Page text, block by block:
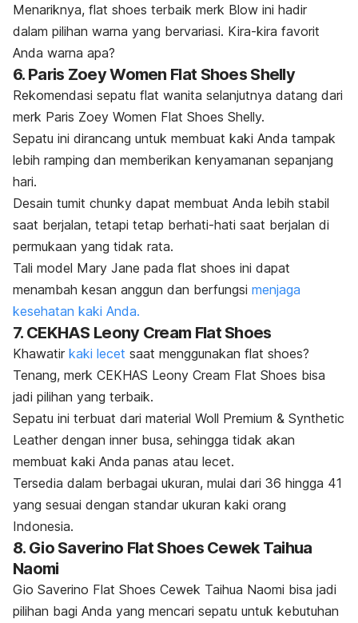
Menariknya, flat shoes terbaik merk Blow ini hadir
dalam pilihan warna yang bervariasi. Kira-kira favorit
Anda warna apa?
6. Paris Zoey Women Flat Shoes Shelly
Rekomendasi sepatu flat wanita selanjutnya datang dari
merk Paris Zoey Women Flat Shoes Shelly.
Sepatu ini dirancang untuk membuat kaki Anda tampak
lebih ramping dan memberikan kenyamanan sepanjang
hari.
Desain tumit chunky dapat membuat Anda lebih stabil
saat berjalan, tetapi tetap berhati-hati saat berjalan di
permukaan yang tidak rata.
Tali model Mary Jane pada flat shoes ini dapat
menambah kesan anggun dan berfungsi menjaga
kesehatan kaki Anda.
7. CEKHAS Leony Cream Flat Shoes
Khawatir kaki lecet saat menggunakan flat shoes?
Tenang, merk CEKHAS Leony Cream Flat Shoes bisa
jadi pilihan yang terbaik.
Sepatu ini terbuat dari material Woll Premium & Synthetic
Leather dengan inner busa, sehingga tidak akan
membuat kaki Anda panas atau lecet.
Tersedia dalam berbagai ukuran, mulai dari 36 hingga 41
yang sesuai dengan standar ukuran kaki orang
Indonesia.
8. Gio Saverino Flat Shoes Cewek Taihua
Naomi
Gio Saverino Flat Shoes Cewek Taihua Naomi bisa jadi
pilihan bagi Anda yang mencari sepatu untuk kebutuhan